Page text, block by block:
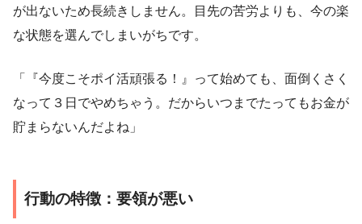
が出ないため長続きしません。目先の苦労よりも、今の楽
な状態を選んでしまいがちです。
「『今度こそポイ活頑張る！』って始めても、面倒くさく
なって３日でやめちゃう。だからいつまでたってもお金が
貯まらないんだよね」
行動の特徴：要領が悪い